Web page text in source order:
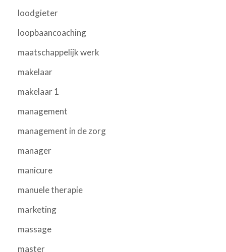
loodgieter
loopbaancoaching
maatschappelijk werk
makelaar
makelaar 1
management
management in de zorg
manager
manicure
manuele therapie
marketing
massage
master